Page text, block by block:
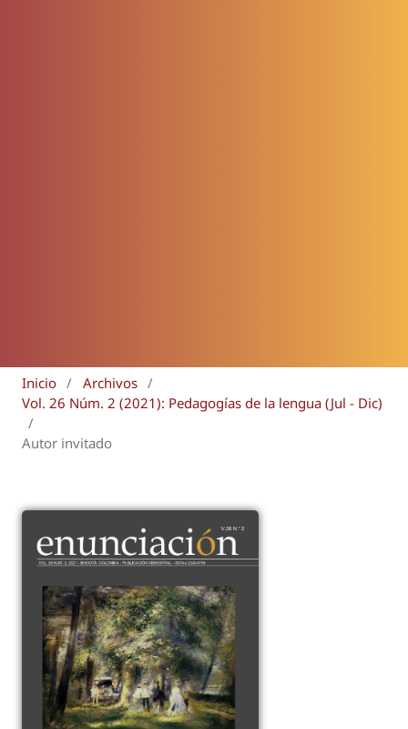
Inicio / Archivos /
Vol. 26 Núm. 2 (2021): Pedagogías de la lengua (Jul - Dic)
/
Autor invitado